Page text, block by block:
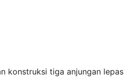
konstruksi tiga anjungan lepas